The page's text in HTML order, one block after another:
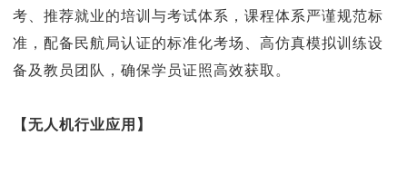
考、推荐就业的培训与考试体系，课程体系严谨规范标
准，配备民航局认证的标准化考场、高仿真模拟训练设
备及教员团队，确保学员证照高效获取。
【无人机行业应用】